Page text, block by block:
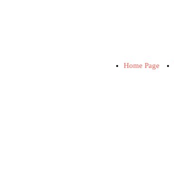
Home Page